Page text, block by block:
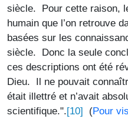
siècle. Pour cette raison,
humain que l’on retrouve
basées sur les
siècle. Donc la seule
ces descriptions ont été
Dieu. Il ne pouvait
était illettré et n’avait
scientifique.".[10] (Pour